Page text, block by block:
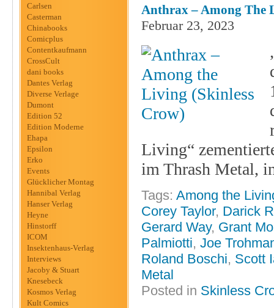
Carlsen
Casterman
Chinabooks
Comicplus
Contentkaufmann
CrossCult
dani books
Dantes Verlag
Diverse Verlage
Dumont
Edition 52
Edition Moderne
Ehapa
Epsilon
Erko
Events
Glücklicher Montag
Hannibal Verlag
Hanser Verlag
Heyne
Hinstorff
ICOM
Insektenhaus-Verlag
Interviews
Jacoby & Stuart
Knesebeck
Kosmos Verlag
Kult Comics
Anthrax – Among The
Februar 23, 2023
Living“
im Thrash Metal,
Tags: Among the
Corey Taylor, Darick
Gerard Way, Grant
Palmiotti, Joe
Roland Boschi, Scott
Metal
Posted in Skinless